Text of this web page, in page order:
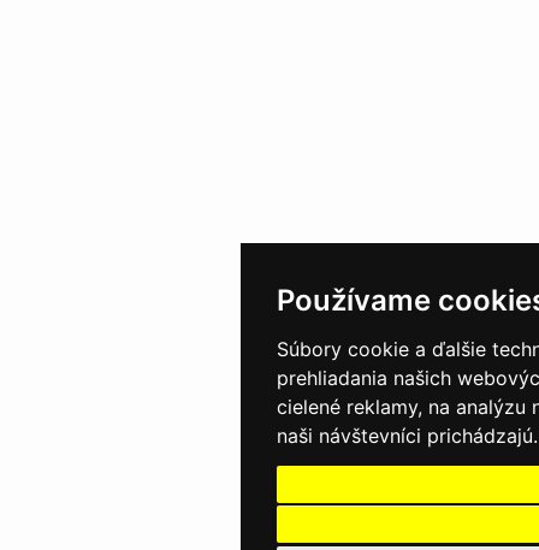
Používame
Súbory cookie a ďalšie
prehliadania našich
cielené reklamy, na
naši návštevníci prichádzajú.